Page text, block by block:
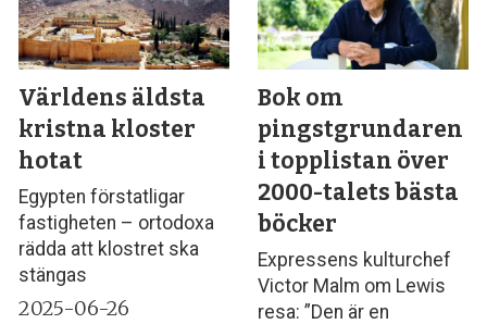
Världens äldsta
kristna kloster
hotat
Egypten förstatligar
fastigheten – ortodoxa
rädda att klostret ska
stängas
2025-06-26
Bok om
pingstgrundaren
i topplistan över
2000-talets bästa
böcker
Expressens kulturchef
Victor Malm om Lewis
resa: ”Den är en